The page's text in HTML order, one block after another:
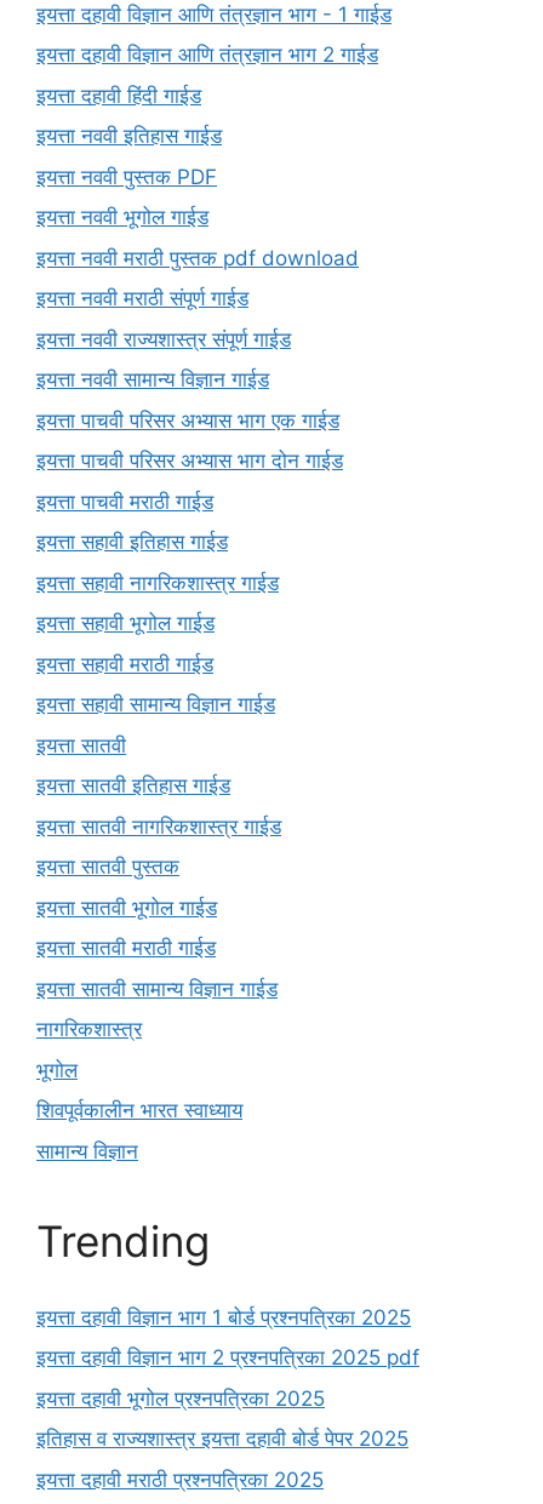
इयत्ता दहावी विज्ञान आणि तंत्रज्ञान भाग - 1 गाईड
इयत्ता दहावी विज्ञान आणि तंत्रज्ञान भाग 2 गाईड
इयत्ता दहावी हिंदी गाईड
इयत्ता नववी इतिहास गाईड
इयत्ता नववी पुस्तक PDF
इयत्ता नववी भूगोल गाईड
इयत्ता नववी मराठी पुस्तक pdf download
इयत्ता नववी मराठी संपूर्ण गाईड
इयत्ता नववी राज्यशास्त्र संपूर्ण गाईड
इयत्ता नववी सामान्य विज्ञान गाईड
इयत्ता पाचवी परिसर अभ्यास भाग एक गाईड
इयत्ता पाचवी परिसर अभ्यास भाग दोन गाईड
इयत्ता पाचवी मराठी गाईड
इयत्ता सहावी इतिहास गाईड
इयत्ता सहावी नागरिकशास्त्र गाईड
इयत्ता सहावी भूगोल गाईड
इयत्ता सहावी मराठी गाईड
इयत्ता सहावी सामान्य विज्ञान गाईड
इयत्ता सातवी
इयत्ता सातवी इतिहास गाईड
इयत्ता सातवी नागरिकशास्त्र गाईड
इयत्ता सातवी पुस्तक
इयत्ता सातवी भूगोल गाईड
इयत्ता सातवी मराठी गाईड
इयत्ता सातवी सामान्य विज्ञान गाईड
नागरिकशास्त्र
भूगोल
शिवपूर्वकालीन भारत स्वाध्याय
सामान्य विज्ञान
Trending
इयत्ता दहावी विज्ञान भाग 1 बोर्ड प्रश्नपत्रिका 2025
इयत्ता दहावी विज्ञान भाग 2 प्रश्नपत्रिका 2025 pdf
इयत्ता दहावी भूगोल प्रश्नपत्रिका 2025
इतिहास व राज्यशास्त्र इयत्ता दहावी बोर्ड पेपर 2025
इयत्ता दहावी मराठी प्रश्नपत्रिका 2025